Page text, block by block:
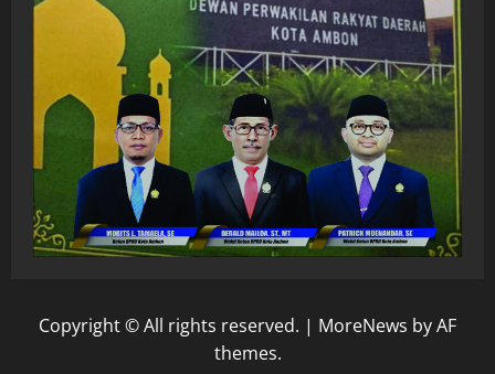
Copyright © All rights reserved. | MoreNews by AF
themes.